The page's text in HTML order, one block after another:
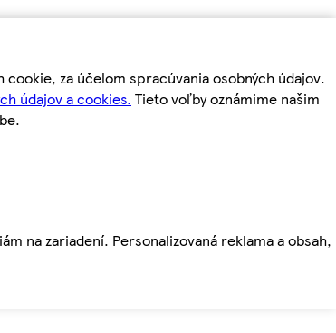
za účelom spracúvania osobných údajov.
údajov a cookies. Tieto voľby oznámime našim
na zariadení. Personalizovaná reklama a obsah,